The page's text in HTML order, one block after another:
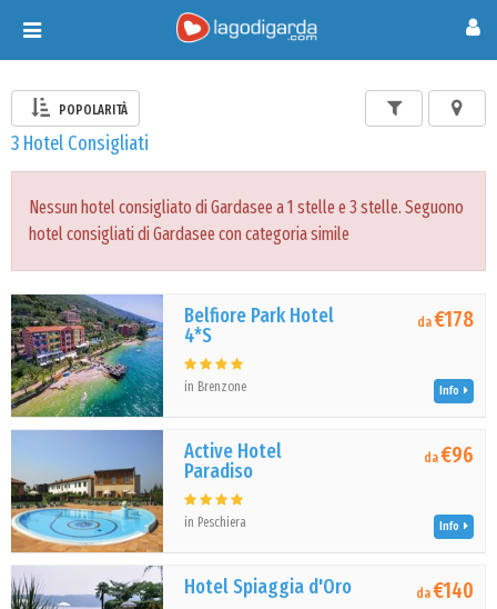
Toggle
navigation
POPOLARITÀ
3 Hotel Consigliati
Nessun hotel consigliato di Gardasee a 1 stelle e 3 stelle. Seguono
hotel consigliati di Gardasee con categoria simile
Belfiore Park Hotel
4*S
in Brenzone
da€178
Info
Active Hotel
Paradiso
in Peschiera
da€96
Info
Hotel Spiaggia d'Oro da€140